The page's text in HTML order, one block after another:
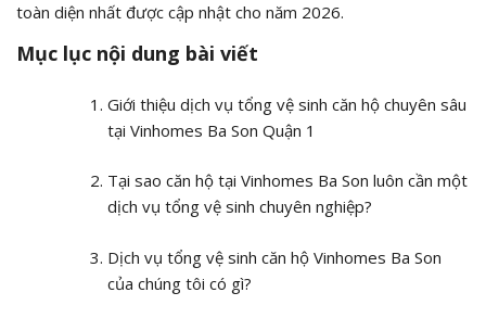
toàn diện nhất được cập nhật cho năm 2026.
Mục lục nội dung bài viết
Giới thiệu dịch vụ tổng vệ sinh căn hộ chuyên sâu
tại Vinhomes Ba Son Quận 1
Tại sao căn hộ tại Vinhomes Ba Son luôn cần một
dịch vụ tổng vệ sinh chuyên nghiệp?
Dịch vụ tổng vệ sinh căn hộ Vinhomes Ba Son
của chúng tôi có gì?